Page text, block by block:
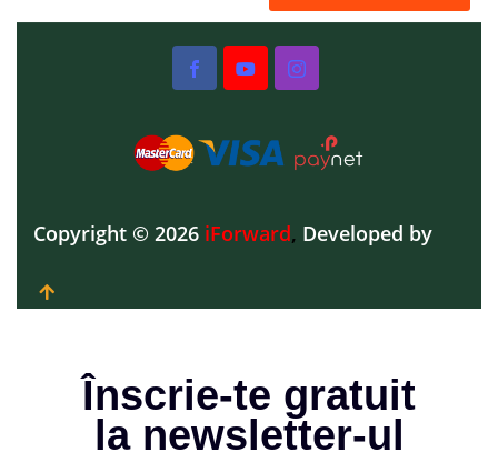
Copyright © 2026 iForward, Developed by
Înscrie-te gratuit
la newsletter-ul